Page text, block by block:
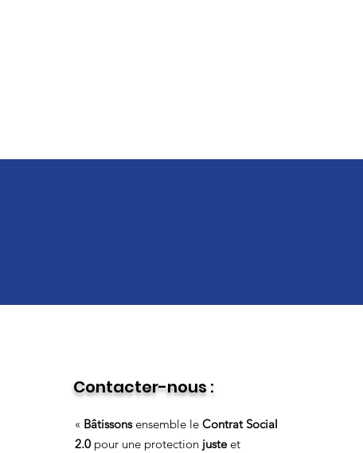
Contacter-nous :
« Bâtissonsensemble le Contrat Social
2.0 pour une protection justeet